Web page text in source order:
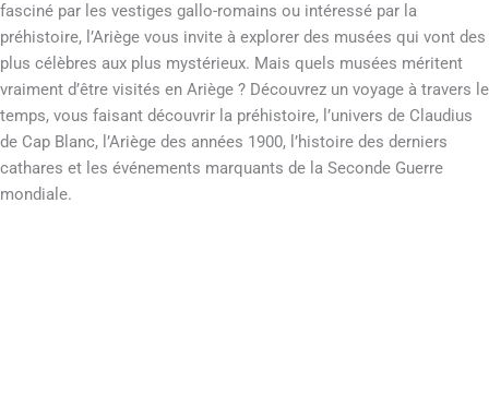
fasciné par les vestiges gallo-romains ou intéressé par la
préhistoire, l’Ariège vous invite à explorer des musées qui vont des
plus célèbres aux plus mystérieux. Mais quels musées méritent
vraiment d’être visités en Ariège ? Découvrez un voyage à travers le
temps, vous faisant découvrir la préhistoire, l’univers de Claudius
de Cap Blanc, l’Ariège des années 1900, l’histoire des derniers
cathares et les événements marquants de la Seconde Guerre
mondiale.